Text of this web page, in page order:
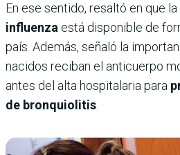
En ese sentido, resaltó en que la
influenza está disponible de
país. Además, señaló la
nacidos reciban el anticuerpo
antes del alta hospitalaria para
de bronquiolitis.